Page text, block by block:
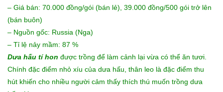
– Giá bán: 70.000 đồng/gói (bán lẻ), 39.000 đồng/500 gói trở lên
(bán buôn)
– Nguồn gốc: Russia (Nga)
– Tỉ lệ nảy mầm: 87 %
Dưa hấu tí hon được trồng để làm cảnh lại vừa có thể ăn tươi.
Chính đặc điểm nhỏ xíu của dưa hấu, thân leo là đặc điểm thu
hút khiến cho nhiều người cảm thấy thích thú muốn trồng dưa